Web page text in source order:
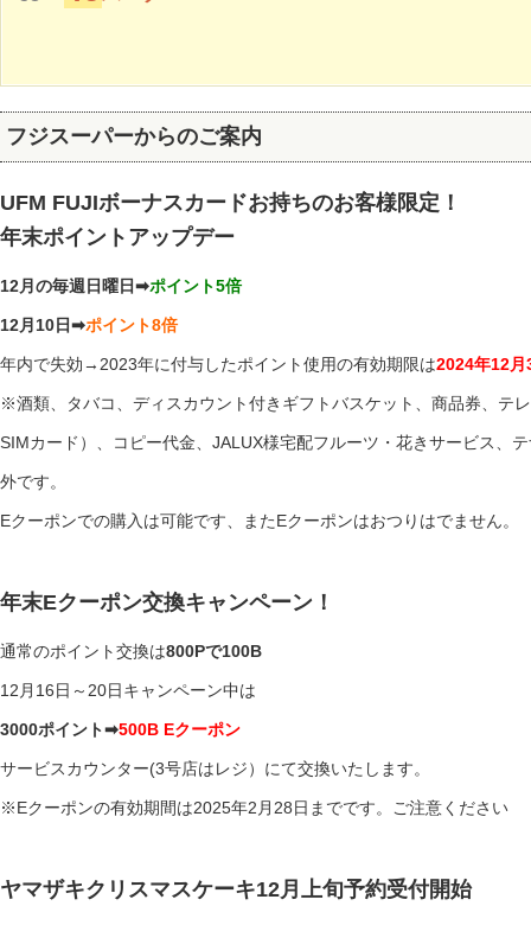
フジスーパーからのご案内
UFM FUJIボーナスカードお持ちのお客様限定！
年末ポイントアップデー
12月の毎週日曜日➡ポイント5倍
12月10日➡ポイント8倍
年内で失効→2023年に付与したポイント使用の有効期限は2024年12月
※酒類、タバコ、ディスカウント付きギフトバスケット、商品券、テ
SIMカード）、コピー代金、JALUX様宅配フルーツ・花きサービス、
外です。
Eクーポンでの購入は可能です、またEクーポンはおつりはでません。
年末Eクーポン交換キャンペーン！
通常のポイント交換は800Pで100B
12月16日～20日キャンペーン中は
3000ポイント➡500B Eクーポン
サービスカウンター(3号店はレジ）にて交換いたします。
※Eクーポンの有効期間は2025年2月28日までです。ご注意ください
ヤマザキクリスマスケーキ12月上旬予約受付開始